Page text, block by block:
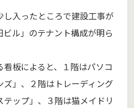
し入ったところで建設工事が
ル」のテナント構成が明ら
板によると、１階はパソコ
ズ」、２階はトレーディング
ップ」、３階は猫メイドリ